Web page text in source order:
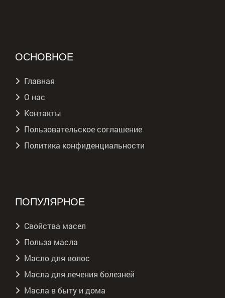
ОСНОВНОЕ
Главная
О нас
Контакты
Пользовательское соглашение
Политика конфиденциальности
ПОПУЛЯРНОЕ
Свойства масел
Польза масла
Масло для волос
Масла для лечения болезней
Масла в быту и дома